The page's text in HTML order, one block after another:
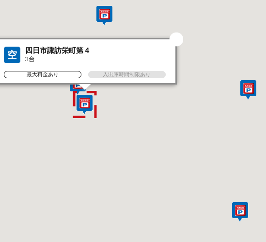
空 四日市諏訪栄町第４
3台
最大料金あり 入出庫時間制限あり